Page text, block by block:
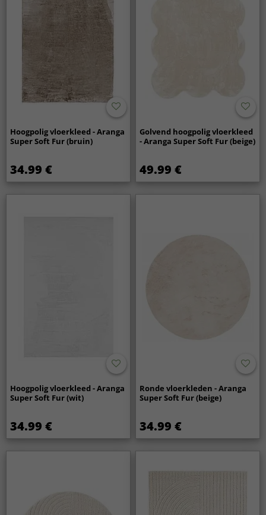
Hoogpolig vloerkleed - Aranga
Super Soft Fur (bruin)
34.99 €
Golvend hoogpolig vloerkleed
- Aranga Super Soft Fur (beige)
49.99 €
Hoogpolig vloerkleed - Aranga
Super Soft Fur (wit)
34.99 €
Ronde vloerkleden - Aranga
Super Soft Fur (beige)
34.99 €